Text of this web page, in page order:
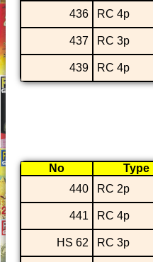
436 RC 4p
437
RC 3p
439 RC 4p
No Type
440
RC 2p
441 RC 4p
HS 62
RC 3p